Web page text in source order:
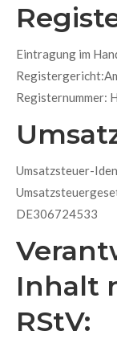
Eintragung im
Registernummer:
Umsatzsteuer-
DE306724533
Inhalt
RStV: